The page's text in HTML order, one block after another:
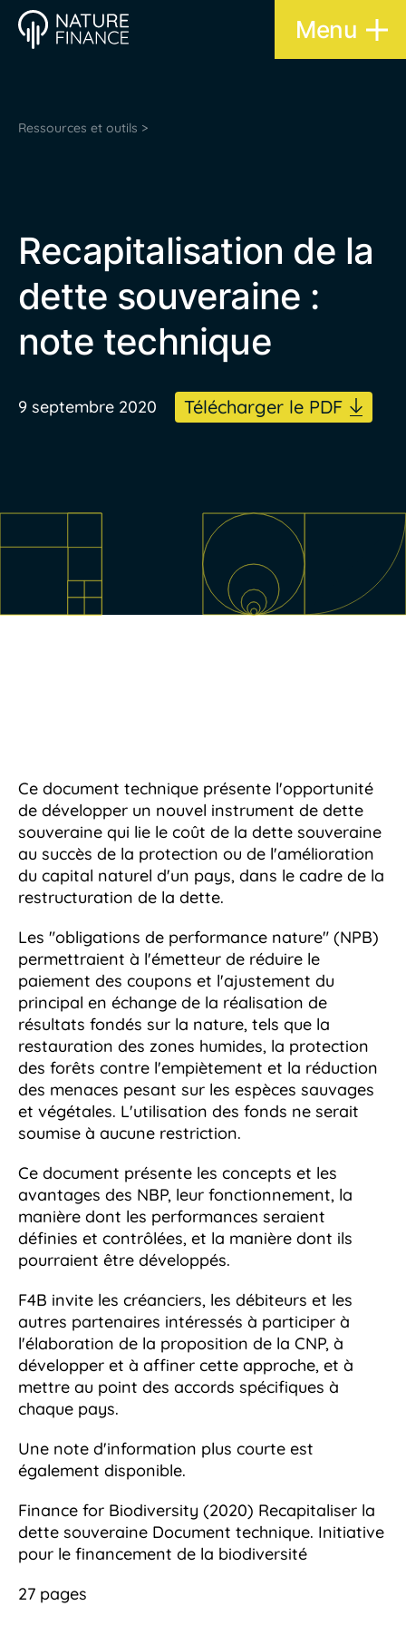
Menu
Ressources et outils >
Recapitalisation de la
dette souveraine :
note technique
9 septembre 2020 Télécharger le PDF
Ce document technique présente l'opportunité
de développer un nouvel instrument de dette
souveraine qui lie le coût de la dette souveraine
au succès de la protection ou de l'amélioration
du capital naturel d'un pays, dans le cadre de la
restructuration de la dette.
Les "obligations de performance nature" (NPB)
permettraient à l'émetteur de réduire le
paiement des coupons et l'ajustement du
principal en échange de la réalisation de
résultats fondés sur la nature, tels que la
restauration des zones humides, la protection
des forêts contre l'empiètement et la réduction
des menaces pesant sur les espèces sauvages
et végétales. L'utilisation des fonds ne serait
soumise à aucune restriction.
Ce document présente les concepts et les
avantages des NBP, leur fonctionnement, la
manière dont les performances seraient
définies et contrôlées, et la manière dont ils
pourraient être développés.
F4B invite les créanciers, les débiteurs et les
autres partenaires intéressés à participer à
l'élaboration de la proposition de la CNP, à
développer et à affiner cette approche, et à
mettre au point des accords spécifiques à
chaque pays.
Une note d'information plus courte est
également disponible.
Finance for Biodiversity (2020) Recapitaliser la
dette souveraine Document technique. Initiative
pour le financement de la biodiversité
27 pages